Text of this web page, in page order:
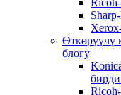
Өткөрүүчү
блогу